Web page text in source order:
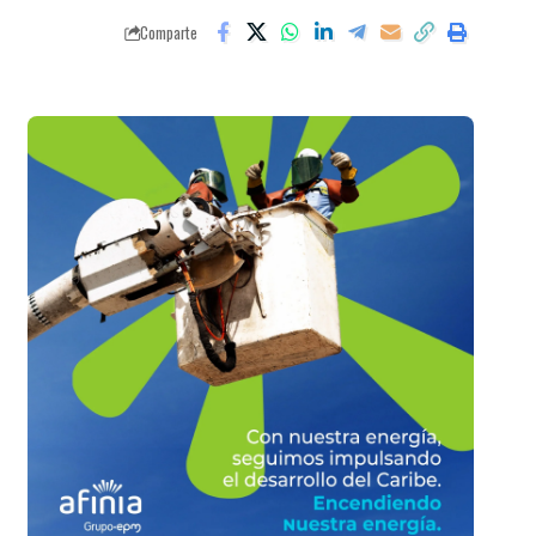
Comparte